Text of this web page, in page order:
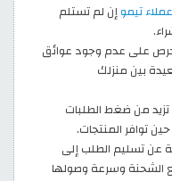
تيموإن لم تستلم
على عدم وجود عوائق
بين منزلك
من ضغط الطلبات
توافر المنتجات.
عن تسليم الطلب إلى
الشحنة وسرعة وصولها